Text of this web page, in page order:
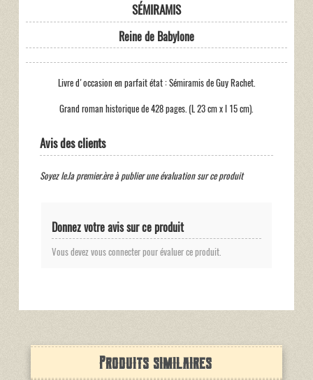
SÉMIRAMIS
Reine de Babylone
Livre d'occasion en parfait état : Sémiramis de Guy Rachet.
Grand roman historique de 428 pages. (L 23 cm x l 15 cm).
Avis des clients
Soyez le.la premier.ère à publier une évaluation sur ce produit
Donnez votre avis sur ce produit
Vous devez vous connecter pour évaluer ce produit.
Produits similaires